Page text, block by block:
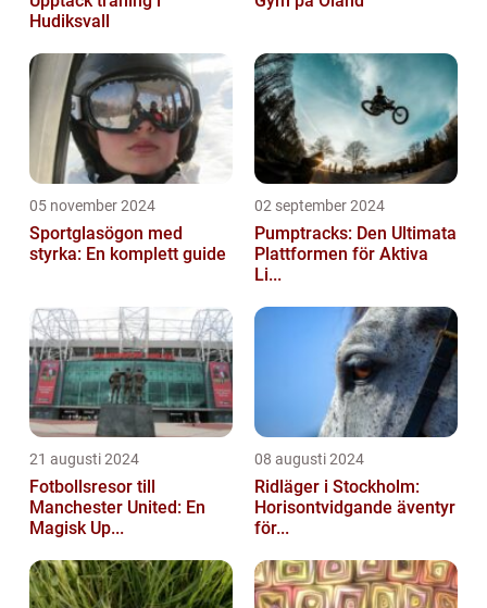
Hudiksvall
05 november 2024
Sportglasögon med
styrka: En komplett guide
02 september 2024
Pumptracks: Den Ultimata
Plattformen för Aktiva
Li...
21 augusti 2024
Fotbollsresor till
Manchester United: En
Magisk Up...
08 augusti 2024
Ridläger i Stockholm:
Horisontvidgande äventyr
för...